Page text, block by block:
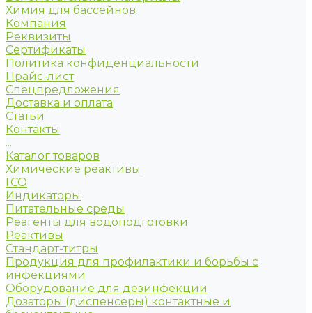
Химия для бассейнов
Компания
Реквизиты
Сертификаты
Политика конфиденциальности
Прайс-лист
Спецпредложения
Доставка и оплата
Статьи
Контакты
...
Каталог товаров
Химические реактивы
ГСО
Индикаторы
Питательные среды
Реагенты для водоподготовки
Реактивы
Стандарт-титры
Продукция для профилактики и борьбы с
инфекциями
Оборудование для дезинфекции
Дозаторы (диспенсеры) контактные и